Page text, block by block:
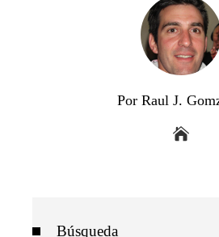
Por Raul J.
Búsqueda